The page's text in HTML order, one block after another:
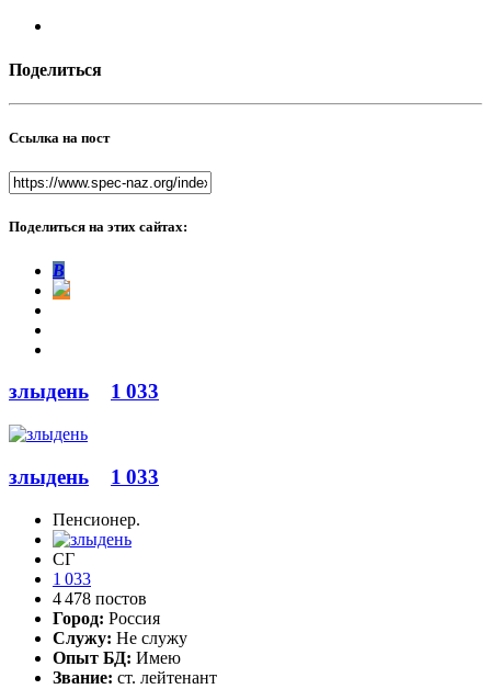
Поделиться
Ссылка на пост
Поделиться на этих сайтах:
В
злыдень 1 033
злыдень 1 033
Пенсионер.
СГ
1 033
4 478 постов
Город: Россия
Служу: Не служу
Опыт БД: Имею
Звание: ст. лейтенант